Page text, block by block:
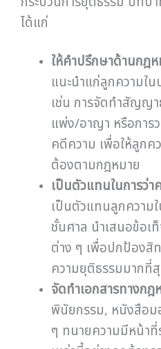
ได้แก่
ให้คำปรึกษาด้านกฎ
แนะนำแก่ลูกความใ
เช่น การจัดทำสัญญ
แพ่ง/อาญา หรือการ
คดีความ เพื่อให้ลูกค
ต้องตามกฎหมาย
เป็นตัวแทนในการว่า
เป็นตัวแทนลูกความ
ชั้นศาล นำเสนอข้อเ
ต่าง ๆ เพื่อปกป้องสิ
ความยุติธรรมมากที่
จัดทำเอกสารทางกฎ
พินัยกรรม, หนังสือม
ๆ ทนายความมีหน้าที่